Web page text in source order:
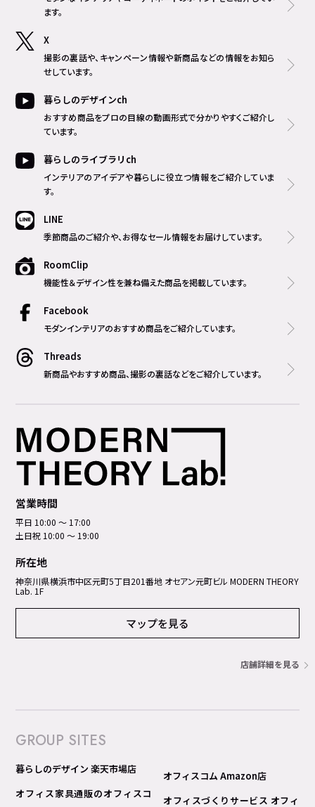
ます。
X
撮影の裏話や、キャンペーン情報や新商品などの情報をお知ら
せしています。
暮らしのデザインch
おすすめ商品をプロの目線の動画形式で分かりやすくご紹介し
ています。
暮らしのライブラリch
インテリアのアイデアや暮らしに役立つ情報をご紹介していま
す。
LINE
季節商品のご紹介や、お得なセール情報をお届けしています。
RoomClip
機能性＆デザイン性を兼ね備えた商品を掲載しています。
Facebook
モダンインテリアのおすすめ商品をご紹介しています。
Threads
新商品やおすすめ商品、撮影の裏話などをご紹介しています。
営業時間
平日 10:00 ～ 17:00
土日祝 10:00 ～ 19:00
所在地
神奈川県横浜市中区元町5丁⽬201番地 オセアン元町ビル MODERN THEORY
Lab. 1F
マップを見る
店舗詳細を見る
GROUP SITES
暮らしのデザイン 楽天市場店
オフィス家具通販のオフィスコ
オフィスコム Amazon店
オフィスづくりサービス オフィ